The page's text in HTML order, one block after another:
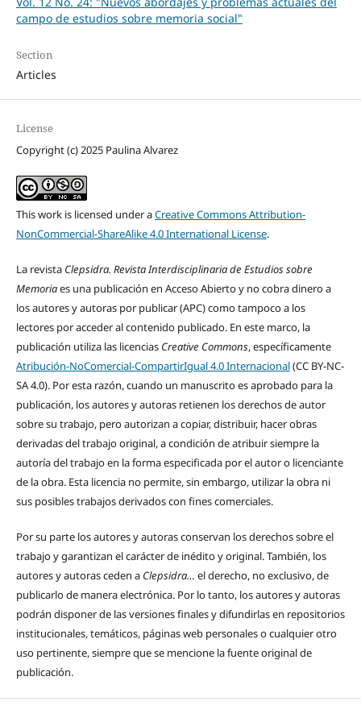
campo de estudios sobre memoria social"
Section
Articles
License
Copyright (c) 2025 Paulina Alvarez
This work is licensed under aCreative Commons Attribution-
NonCommercial-ShareAlike 4.0 International License.
La revista Clepsidra. Revista Interdisciplinaria de Estudios sobre
Memoriaes una publicación en Acceso Abierto y no cobra dinero a
los autores y autoras por publicar (APC) como tampoco a los
lectores por acceder al contenido publicado. En este marco, la
publicación utiliza las licencias Creative Commons, específicamente
Atribución-NoComercial-CompartirIgual 4.0 Internacional(CC BY-NC-
SA 4.0). Por esta razón, cuando un manuscrito es aprobado para la
publicación, los autores y autoras retienen los derechos de autor
sobre su trabajo, pero autorizan a copiar, distribuir, hacer obras
derivadas del trabajo original, a condición de atribuir siempre la
autoría del trabajo en la forma especificada por el autor o licenciante
de la obra. Esta licencia no permite, sin embargo, utilizar la obra ni
sus posibles trabajos derivados con fines comerciales.
Por su parte los autores y autoras conservan los derechos sobre el
trabajo y garantizan el carácter de inédito y original. También, los
autores y autoras ceden a Clepsidra… el derecho, no exclusivo, de
publicarlo de manera electrónica. Por lo tanto, los autores y autoras
podrán disponer de las versiones finales y difundirlas en repositorios
institucionales, temáticos, páginas web personales o cualquier otro
uso pertinente, siempre que se mencione la fuente original de
publicación.